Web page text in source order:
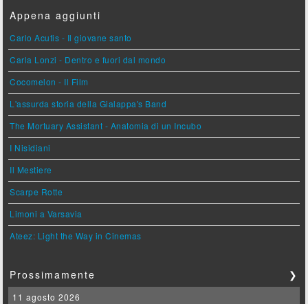
Appena aggiunti
Carlo Acutis - Il giovane santo
Carla Lonzi - Dentro e fuori dal mondo
Cocomelon - Il Film
L'assurda storia della Gialappa's Band
The Mortuary Assistant - Anatomia di un Incubo
I Nisidiani
Il Mestiere
Scarpe Rotte
Limoni a Varsavia
Ateez: Light the Way in Cinemas
Prossimamente ❯
11 agosto 2026